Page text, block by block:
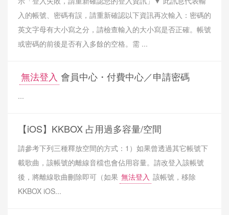
入的帳號、密碼有誤，請重新確認以下資訊再次輸入：密碼的
英文字母有大小寫之分，請檢查輸入的大小寫是否正確。帳號
或密碼的前後是否有入多餘的空格。需 ...
無法登入 會員中心・付費中心／申請密碼
...
【iOS】KKBOX 占用過多容量/空間
請參考下列三種釋放空間的方式：1）如果曾透過其它帳號下
載歌曲，該帳號的離線音檔也會佔用容量。請改登入該帳號
後，將離線歌曲刪除即可（如果 無法登入 該帳號，移除
KKBOX iOS...